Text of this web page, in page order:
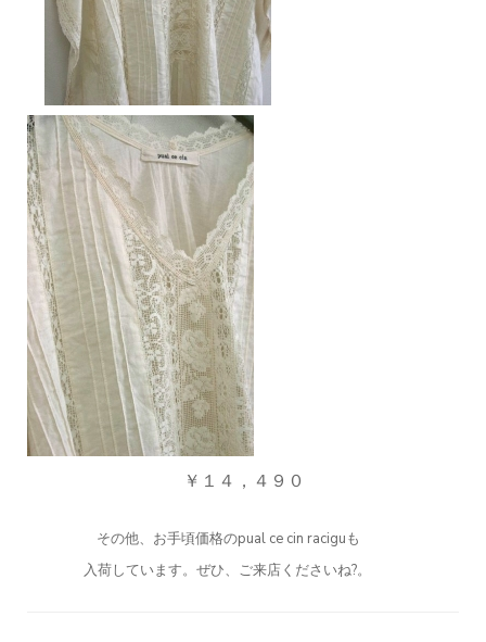
￥１４，４９０
その他、お手頃価格のpual ce cin raciguも
入荷しています。ぜひ、ご来店くださいね?。